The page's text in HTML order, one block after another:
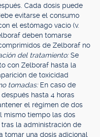
Cada dosis puede
evitarse el consumo
el estómago vacío (v.
deben tomarse
de Zelboraf no
del tratamiento:Se
con Zelboraf hasta la
de toxicidad
tomadas: En caso de
hasta 4 horas
el régimen de dos
mismo tiempo las dos
la administración de
tomar una dosis adicional